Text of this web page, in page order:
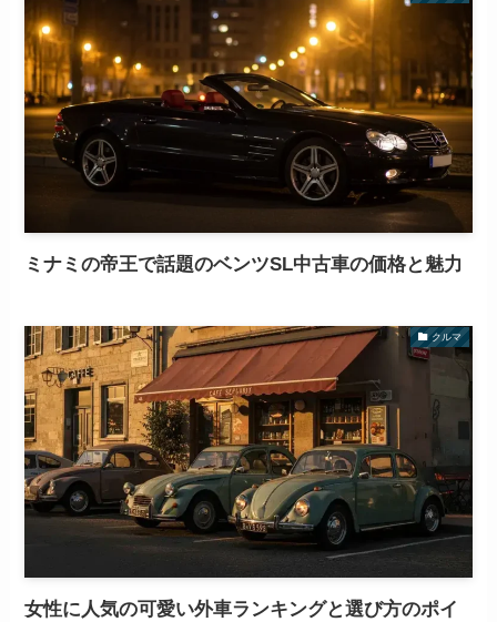
ミナミの帝王で話題のベンツSL中古車の価格と魅力
クルマ
女性に人気の可愛い外車ランキングと選び方のポイ